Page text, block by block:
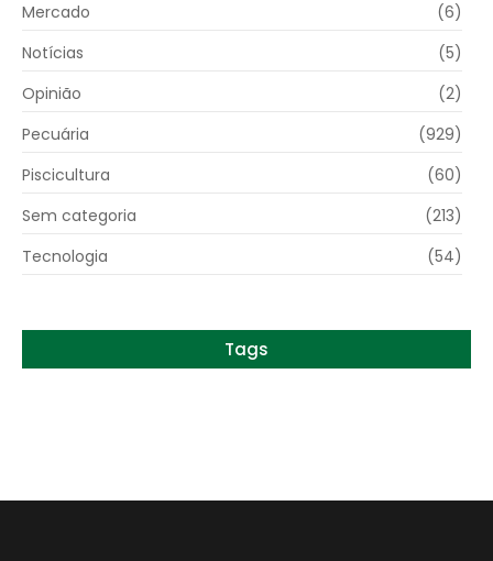
Mercado
(6)
Notícias
(5)
Opinião
(2)
Pecuária
(929)
Piscicultura
(60)
Sem categoria
(213)
Tecnologia
(54)
Tags